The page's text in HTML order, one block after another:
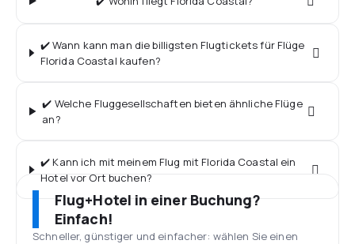
✔️ Wann kann man die billigsten Flugtickets für Flüge
Florida Coastal kaufen?
✔️ Welche Fluggesellschaften bieten ähnliche Flüge
an?
✔️ Kann ich mit meinem Flug mit Florida Coastal ein
Hotel vor Ort buchen?
Flug+Hotel in einer Buchung?
Einfach!
Schneller, günstiger und einfacher: wählen Sie einen